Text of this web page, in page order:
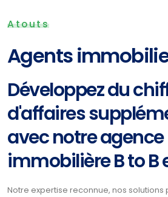
Atouts
Agents
Développez du
d'affaires
avec notre agence
immobilière B to B
Notre expertise reconnue, nos